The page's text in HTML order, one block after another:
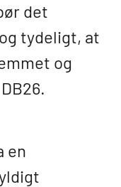
det
tydeligt, at
og
en